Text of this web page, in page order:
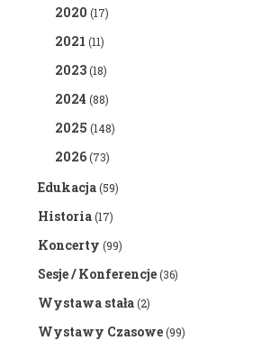
2020 (17)
2021 (11)
2023(18)
2024 (88)
2025 (148)
2026(73)
Edukacja(59)
Historia(17)
Koncerty (99)
Sesje / Konferencje(36)
Wystawa stała(2)
Wystawy Czasowe(99)